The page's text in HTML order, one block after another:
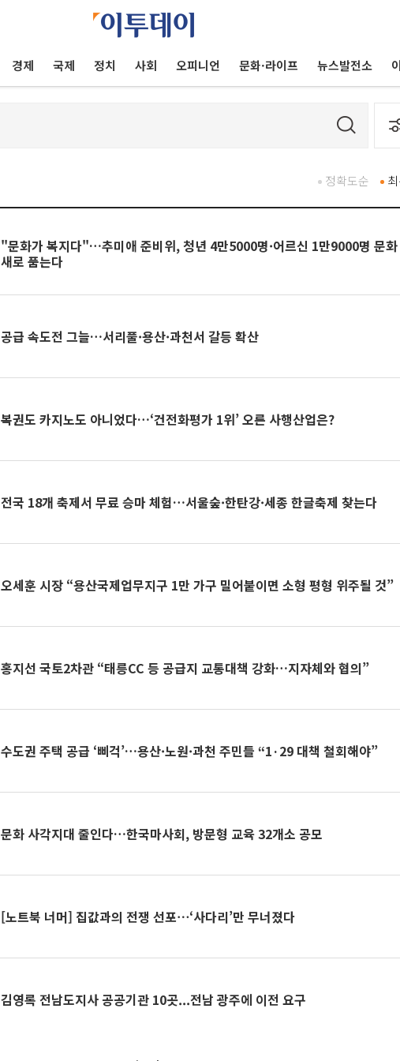
경제 국제 정치 사회 오피니언 문화·라이프 뉴스발전소
정확도순
"문화가 복지다"…추미애 준비위, 청년 4만5000명·어르신 1만9000명 문화
새로 품는다
공급 속도전 그늘…서리풀·용산·과천서 갈등 확산
복권도 카지노도 아니었다…‘건전화평가 1위’ 오른 사행산업은?
전국 18개 축제서 무료 승마 체험…서울숲·한탄강·세종 한글축제 찾는다
오세훈 시장 “용산국제업무지구 1만 가구 밀어붙이면 소형 평형 위주될 것”
홍지선 국토2차관 “태릉CC 등 공급지 교통대책 강화…지자체와 협의”
수도권 주택 공급 ‘삐걱’…용산·노원·과천 주민들 “1·29 대책 철회해야”
문화 사각지대 줄인다…한국마사회, 방문형 교육 32개소 공모
[노트북 너머] 집값과의 전쟁 선포⋯‘사다리’만 무너졌다
김영록 전남도지사 공공기관 10곳...전남 광주에 이전 요구